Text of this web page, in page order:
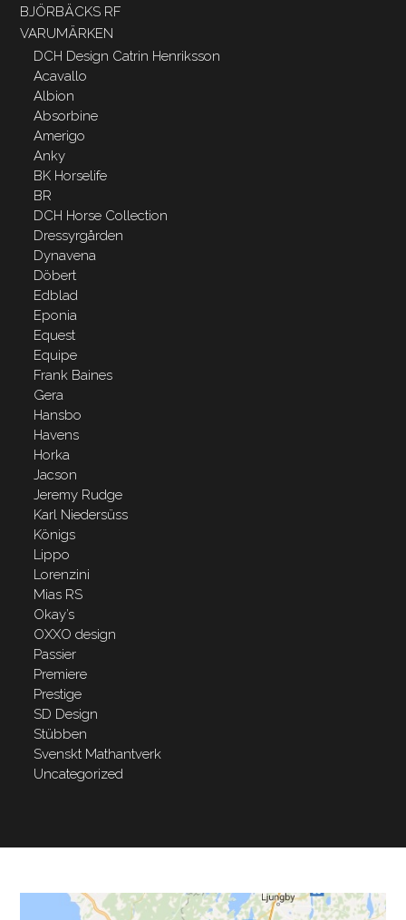
BJÖRBÄCKS RF
VARUMÄRKEN
DCH Design Catrin Henriksson
Acavallo
Albion
Absorbine
Amerigo
Anky
BK Horselife
BR
DCH Horse Collection
Dressyrgården
Dynavena
Döbert
Edblad
Eponia
Equest
Equipe
Frank Baines
Gera
Hansbo
Havens
Horka
Jacson
Jeremy Rudge
Karl Niedersüss
Königs
Lippo
Lorenzini
Mias RS
Okay’s
OXXO design
Passier
Premiere
Prestige
SD Design
Stübben
Svenskt Mathantverk
Uncategorized